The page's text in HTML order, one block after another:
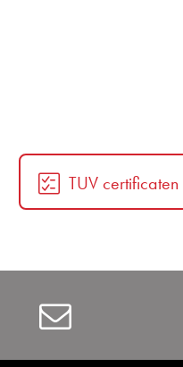
TUV certificaten
Contact